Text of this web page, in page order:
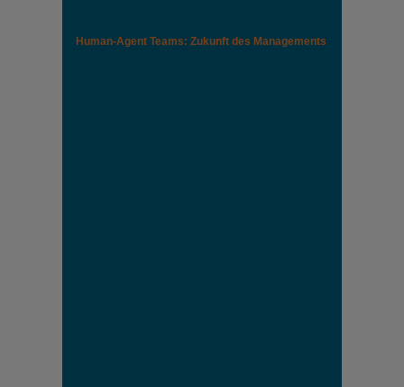
Human-Agent Teams: Zukunft des Managements